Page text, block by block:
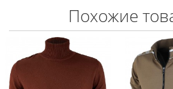
Похожие